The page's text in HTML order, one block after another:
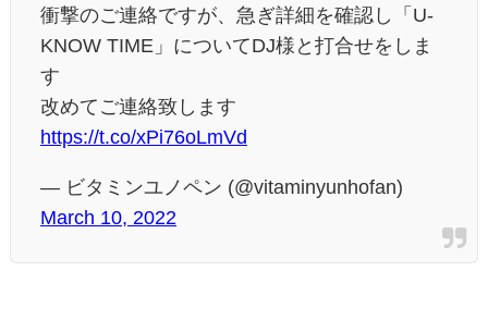
衝撃のご連絡ですが、急ぎ詳細を確認し「U-
KNOW TIME」についてDJ様と打合せをしま
す
改めてご連絡致します
https://t.co/xPi76oLmVd
— ビタミンユノペン (@vitaminyunhofan)
March 10, 2022